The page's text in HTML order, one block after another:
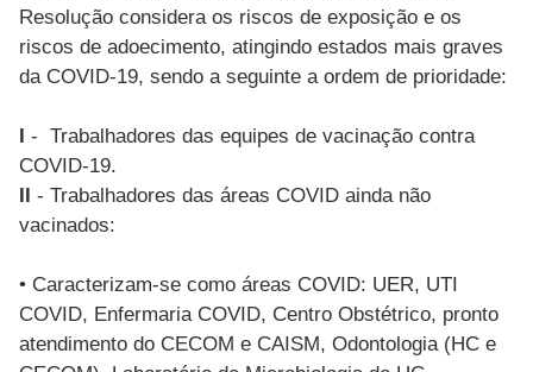
Resolução considera os riscos de exposição e os
riscos de adoecimento, atingindo estados mais graves
da COVID-19, sendo a seguinte a ordem de prioridade:
I - Trabalhadores das equipes de vacinação contra
COVID-19.
II - Trabalhadores das áreas COVID ainda não
vacinados:
• Caracterizam-se como áreas COVID: UER, UTI
COVID, Enfermaria COVID, Centro Obstétrico, pronto
atendimento do CECOM e CAISM, Odontologia (HC e